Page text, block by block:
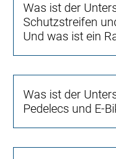
Was ist der
Schutzstreifen
Und was ist ein
Was ist der
Pedelecs und E-